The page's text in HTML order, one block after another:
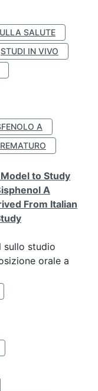
SALUTE
STUDI IN VIVO
A
to Study
A
From Italian
sullo studio
orale a